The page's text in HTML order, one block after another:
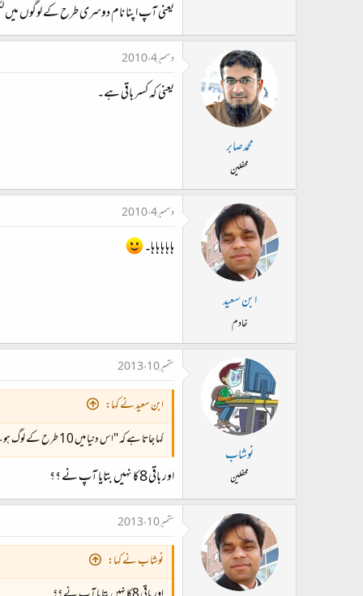
یعنی آپ اپنا نام دوسری طرح کے لوگوں میں
محمدصابر
محفلین
دسمبر 4، 2010
یعنی کہ کسر باقی ہے۔
ابن سعید
خادم
دسمبر 4، 2010
ہا ہا ہا ہا ہا۔
نوشاب
محفلین
ستمبر 10، 2013
ابن سعید نے کہا:
کہا جاتا ہے کہ "اس دنیا میں 10 طرح کے لوگ ہوتے ہیں، ایک وہ جو بائنری سمجھتے ہیں دوسرے وہ جو نہیں سمجھتے۔"
اور باقی 8کا نہیں بتایا آپ نے ؟؟
ستمبر 10، 2013
نوشاب نے کہا: